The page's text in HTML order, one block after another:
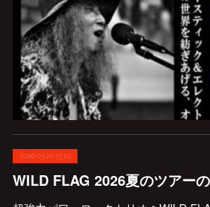
2026.03.20 13:10